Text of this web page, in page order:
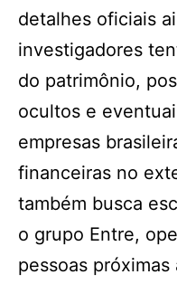
detalhes oficiais
investigadores
do patrimônio,
ocultos e
empresas
financeiras no
também busca
o grupo Entre,
pessoas